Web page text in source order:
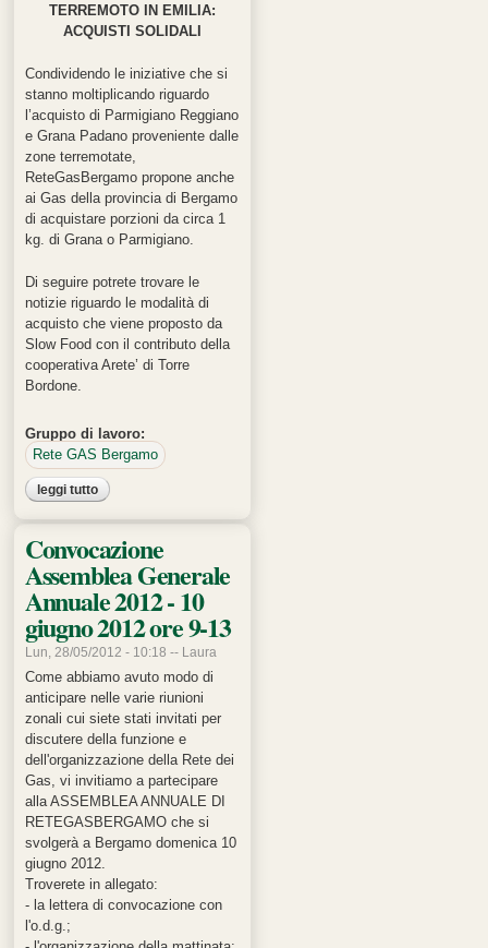
TERREMOTO IN EMILIA:
ACQUISTI SOLIDALI
Condividendo le iniziative che si
stanno moltiplicando riguardo
l’acquisto di Parmigiano Reggiano
e Grana Padano proveniente dalle
zone terremotate,
ReteGasBergamo propone anche
ai Gas della provincia di Bergamo
di acquistare porzioni da circa 1
kg. di Grana o Parmigiano.
Di seguire potrete trovare le
notizie riguardo le modalità di
acquisto che viene proposto da
Slow Food con il contributo della
cooperativa Arete’ di Torre
Bordone.
Gruppo di lavoro:
Rete GAS Bergamo
leggi tuttosu terremoto in emilia: acquisti solidali dei gas
Convocazione
Assemblea Generale
Annuale 2012 - 10
giugno 2012 ore 9-13
Lun, 28/05/2012 - 10:18 -- Laura
Come abbiamo avuto modo di
anticipare nelle varie riunioni
zonali cui siete stati invitati per
discutere della funzione e
dell'organizzazione della Rete dei
Gas, vi invitiamo a partecipare
alla ASSEMBLEA ANNUALE DI
RETEGASBERGAMO che si
svolgerà a Bergamo domenica 10
giugno 2012.
Troverete in allegato:
- la lettera di convocazione con
l'o.d.g.;